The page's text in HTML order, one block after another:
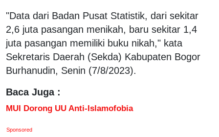
"Data dari Badan Pusat Statistik, dari sekitar
2,6 juta pasangan menikah, baru sekitar 1,4
juta pasangan memiliki buku nikah," kata
Sekretaris Daerah (Sekda) Kabupaten Bogor
Burhanudin, Senin (7/8/2023).
Baca Juga :
MUI Dorong UU Anti-Islamofobia
Sponsored